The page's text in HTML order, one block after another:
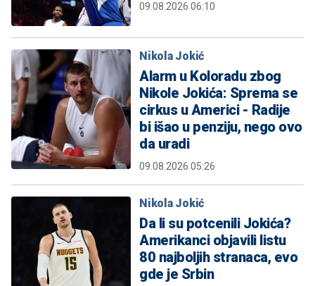
09.08.2026 06:10
Nikola Jokić
Alarm u Koloradu zbog
Nikole Jokića: Sprema se
cirkus u Americi - Radije
bi išao u penziju, nego ovo
da uradi
09.08.2026 05:26
Nikola Jokić
Da li su potcenili Jokića?
Amerikanci objavili listu
80 najboljih stranaca, evo
gde je Srbin